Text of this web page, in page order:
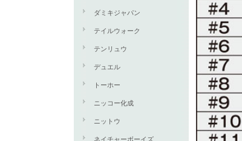
ダミキジャパン
テイルウォーク
テンリュウ
デュエル
トーホー
ニッコー化成
ニットウ
ネイチャーボーイズ